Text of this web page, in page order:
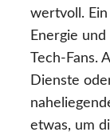
wertvoll. Ein
Energie
Tech-Fans.
Dienste
etwas, um